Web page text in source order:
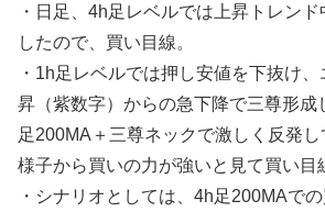
・日足、4h足レベルでは上昇トレン
したので、買い目線。
・1h足レベルでは押し安値を下抜け
昇（紫数字）からの急下降で三尊形成
足200MA＋三尊ネックで激しく反発
様子から買いの力が強いと見て買い目
・シナリオとしては、4h足200MAでの